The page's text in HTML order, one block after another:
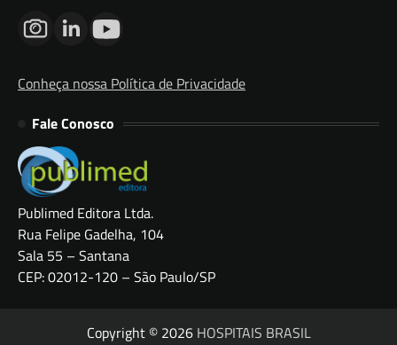
Conheça nossa Política de Privacidade
Fale Conosco
Publimed Editora Ltda.
Rua Felipe Gadelha, 104
Sala 55 – Santana
CEP: 02012-120 – São Paulo/SP
Copyright © 2026 HOSPITAIS BRASIL